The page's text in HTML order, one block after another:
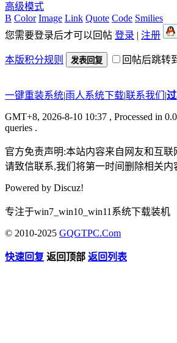
高级模式
B Color Image Link Quote Code Smilies
您需要登录后才可以回帖 登录 | 注册
本版积分规则 发表回复 回帖后跳转
一键重装系统|雨人系统下载|联系我们 |
GMT+8, 2026-8-10 10:37 , Processed in
queries .
官方免责声明:本站内容来自网友和互联
请致信联系,我们将第一时间删除相关内
Powered by Discuz!
专注于win7_win10_win11系统下载装机
© 2010-2025 GQGTPC.Com
快速回复 返回顶部 返回列表